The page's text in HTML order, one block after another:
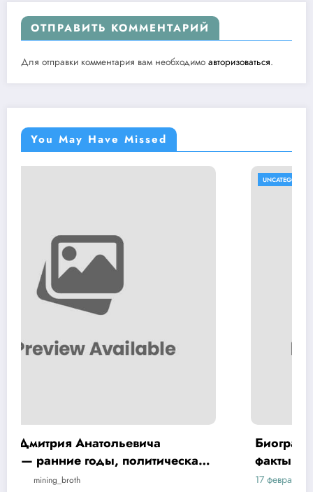
ОТПРАВИТЬ КОММЕНТАРИЙ
Для отправки комментария вам необходимо авторизоваться.
You May Have Missed
Биография Хой Юрий — интересные
факты и достижения на Википедии
17 февраля 2023